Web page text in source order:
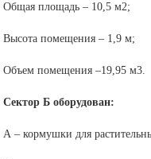
Общая площадь – 10,5 м2;
Высота помещения – 1,9 м;
Объем помещения –19,95 м3.
Сектор Б оборудован:
А – кормушки для